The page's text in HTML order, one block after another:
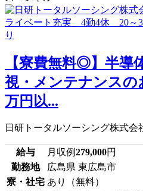
【寮費無料◎】半導
視・メンテナンスの
万円以...
日研トータルソーシング株式会
給与 月収例279,000円
勤務地
広島県 東広島市
寮・社宅 あり（無料）